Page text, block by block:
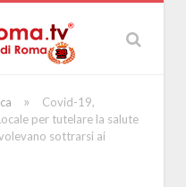
»
Covid-19,
per tutelare la salute
sottrarsi ai